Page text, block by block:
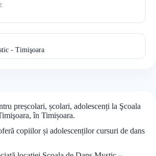
- Timişoara
preșcolari, școlari, adolescenți la Şcoala
în Timișoara.
copiilor și adolescenților cursuri de dans